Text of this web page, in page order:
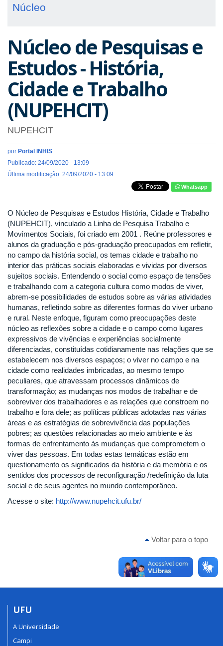
Núcleo
Núcleo de Pesquisas e
Estudos - História,
Cidade e Trabalho
(NUPEHCIT)
NUPEHCIT
por Portal INHIS
Publicado: 24/09/2020 - 13:09
Última modificação: 24/09/2020 - 13:09
Whatsapp
O Núcleo de Pesquisas e Estudos História, Cidade e Trabalho
(NUPEHCIT), vinculado a Linha de Pesquisa Trabalho e
Movimentos Sociais, foi criado em 2001 . Reúne professores e
alunos da graduação e pós-graduação preocupados em refletir,
no campo da história social, os temas cidade e trabalho no
interior das práticas sociais elaboradas e vividas por diversos
sujeitos sociais. Entendendo o social como espaço de tensões
e trabalhando com a categoria cultura como modos de viver,
abrem-se possibilidades de estudos sobre as várias atividades
humanas, refletindo sobre as diferentes formas do viver urbano
e rural. Neste enfoque, figuram como preocupações deste
núcleo as reflexões sobre a cidade e o campo como lugares
expressivos de vivências e experiências socialmente
diferenciadas, constituídas cotidianamente nas relações que se
estabelecem nos diversos espaços; o viver no campo e na
cidade como realidades imbricadas, ao mesmo tempo
peculiares, que atravessam processos dinâmicos de
transformação; as mudanças nos modos de trabalhar e de
sobreviver dos trabalhadores e as relações que constroem no
trabalho e fora dele; as políticas públicas adotadas nas várias
áreas e as estratégias de sobrevivência das populações
pobres; as questões relacionadas ao meio ambiente e às
formas de enfrentamento às mudanças que comprometem o
viver das pessoas. Em todas estas temáticas estão em
questionamento os significados da história e da memória e os
sentidos dos processos de reconfiguração /redefinição da luta
social e de seus agentes no mundo contemporâneo.
Acesse o site: http://www.nupehcit.ufu.br/
Voltar para o topo
UFU
A Universidade
Campi